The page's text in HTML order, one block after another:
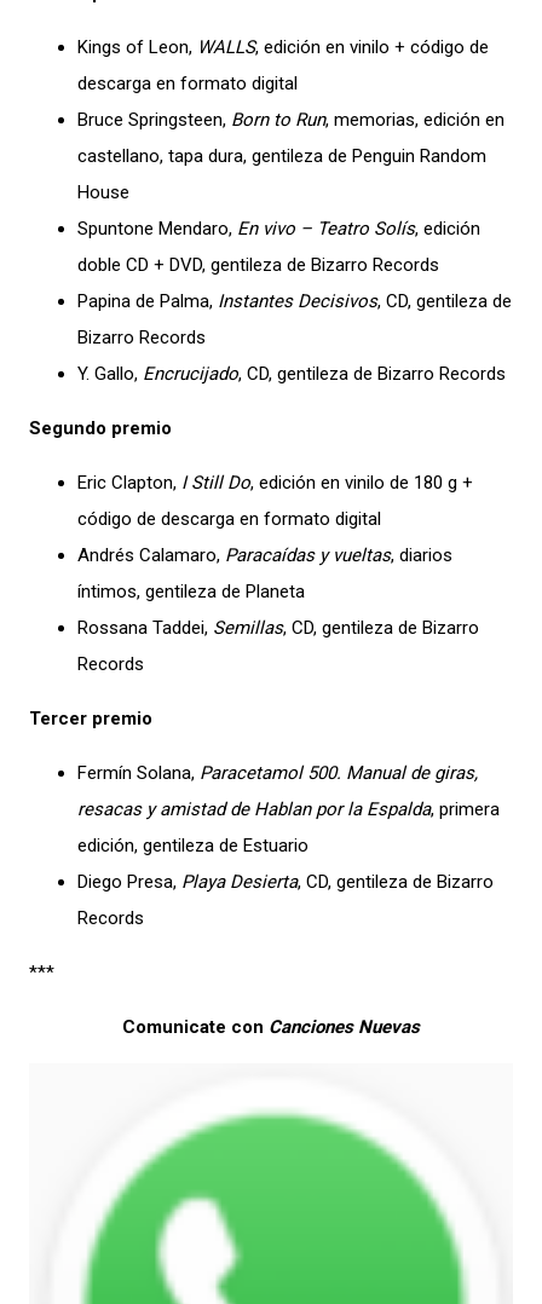
Kings of Leon, WALLS, edición en vinilo + código de
descarga en formato digital
Bruce Springsteen, Born to Run, memorias, edición en
castellano, tapa dura, gentileza de Penguin Random
House
Spuntone Mendaro, En vivo – Teatro Solís, edición
doble CD + DVD, gentileza de Bizarro Records
Papina de Palma, Instantes Decisivos, CD, gentileza de
Bizarro Records
Y. Gallo, Encrucijado, CD, gentileza de Bizarro Records
Segundo premio
Eric Clapton, I Still Do, edición en vinilo de 180 g +
código de descarga en formato digital
Andrés Calamaro, Paracaídas y vueltas, diarios
íntimos, gentileza de Planeta
Rossana Taddei, Semillas, CD, gentileza de Bizarro
Records
Tercer premio
Fermín Solana, Paracetamol 500. Manual de giras,
resacas y amistad de Hablan por la Espalda, primera
edición, gentileza de Estuario
Diego Presa, Playa Desierta, CD, gentileza de Bizarro
Records
***
Comunicate con Canciones Nuevas